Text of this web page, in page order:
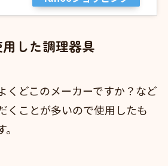
した調理器具
くどこのメーカーですか？など
くことが多いので使用したも